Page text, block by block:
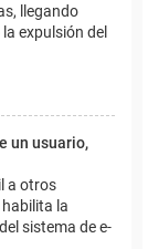
llegando
expulsión del
un usuario,
a otros
la
sistema de e-